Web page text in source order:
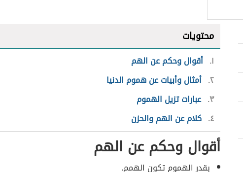
محتويات
١ أقوال وحكم عن الهم
٢ أمثال وأبيات عن هموم الدنيا
٣ عبارات تزيل الهموم
٤ كلام عن الهم والحزن
أقوال وحكم عن الهم
بقدر الهموم تكون الهمم.